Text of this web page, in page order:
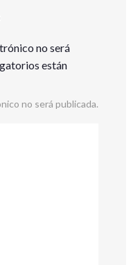
no será
están
no será publicada.